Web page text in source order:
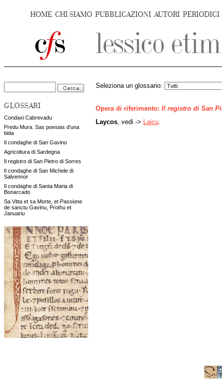
HOME CHI SIAMO PUBBLICAZIONI AUTORI PERIODICI
GLOSSARI
Condaxi Cabrevadu
Predu Mura. Sas poesias d'una
bida
Il condaghe di San Gavino
Agricoltura di Sardegna
Il registro di San Pietro di Sorres
Il condaghe di San Michele di
Salvennor
Il condaghe di Santa Maria di
Bonarcado
Sa Vitta et sa Morte, et Passione
de sanctu Gavinu, Prothu et
Januariu
Seleziona un glossario:
Opera di riferimento: Il registro di San
Laycos , vedi -> Laicu